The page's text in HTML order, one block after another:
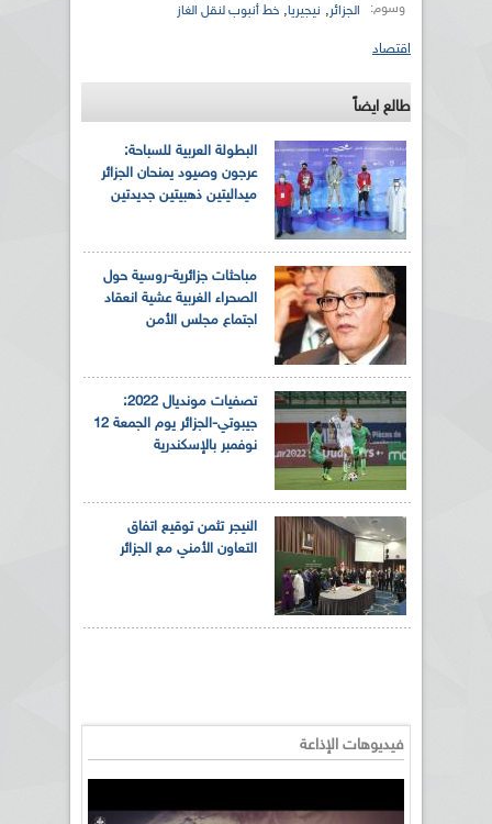
وسوم: الجزائر, نيجيريا, خط أنبوب لنقل الغاز
اقتصاد
طالع ايضاً
البطولة العربية للسباحة:
عرجون وصيود يمنحان الجزائر
ميداليتين ذهبيتين جديدتين
مباحثات جزائرية-روسية حول
الصحراء الغربية عشية انعقاد
اجتماع مجلس الأمن
تصفيات مونديال 2022:
جيبوتي-الجزائر يوم الجمعة 12
نوفمبر بالإسكندرية
النيجر تثمن توقيع اتفاق
التعاون الأمني مع الجزائر
فيديوهات الإذاعة